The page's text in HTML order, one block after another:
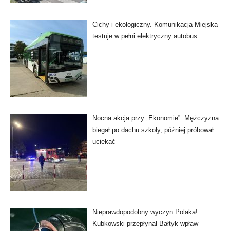
Cichy i ekologiczny. Komunikacja Miejska
testuje w pełni elektryczny autobus
Nocna akcja przy „Ekonomie”. Mężczyzna
biegał po dachu szkoły, później próbował
uciekać
Nieprawdopodobny wyczyn Polaka!
Kubkowski przepłynął Bałtyk wpław